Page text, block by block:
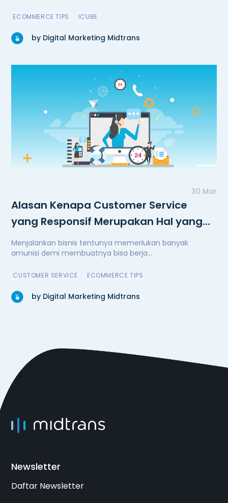
ECOMMERCE TIPS ICUBE
by Digital Marketing Midtrans
30 Mar
Alasan Kenapa Customer Service
yang Responsif Merupakan Hal yang
Penting
Menjalankan bisnis tentunya memerlukan banyak
amunisi demi membuatnya bisa berja...
CUSTOMER SERVICE ECOMMERCE TIPS
by Digital Marketing Midtrans
Newsletter
Daftar Newsletter